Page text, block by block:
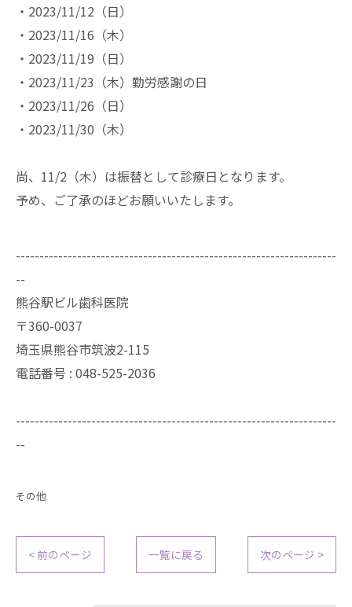
・2023/11/12（日）
・2023/11/16（木）
・2023/11/19（日）
・2023/11/23（木）勤労感謝の日
・2023/11/26（日）
・2023/11/30（木）
尚、11/2（木）は振替として診療日となります。
予め、ご了承のほどお願いいたします。
--------------------------------------------------------------------
--
熊谷駅ビル歯科医院
〒360-0037
埼玉県熊谷市筑波2-115
電話番号 : 048-525-2036
--------------------------------------------------------------------
--
その他
< 前のページ 一覧に戻る 次のページ >